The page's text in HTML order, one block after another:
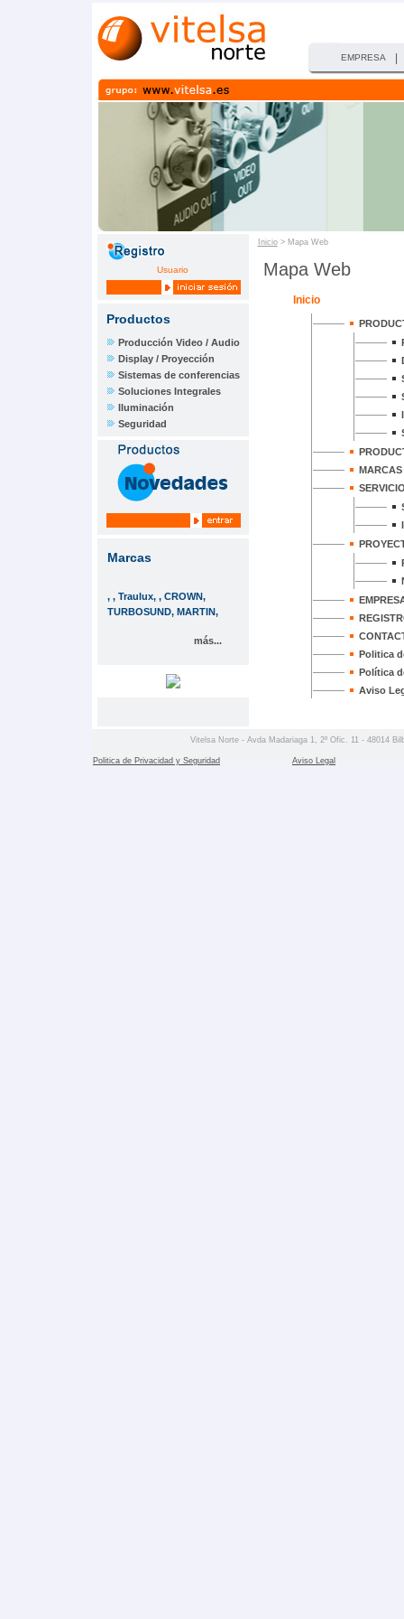
EMPRESA
Usuario
Productos
Producción Video / Audio
Display / Proyección
Sistemas de conferencias
Soluciones Integrales
Iluminación
Seguridad
Marcas
, , Traulux, , CROWN,
TURBOSUND, MARTIN,
más...
Inicio> Mapa Web
Mapa Web
Inicio
MARCAS
Politica
Política
Aviso
Vitelsa Norte - Avda Madariaga 1, 2º Ofic. 11 - 48014
Politica de Privacidad y Seguridad Aviso Legal